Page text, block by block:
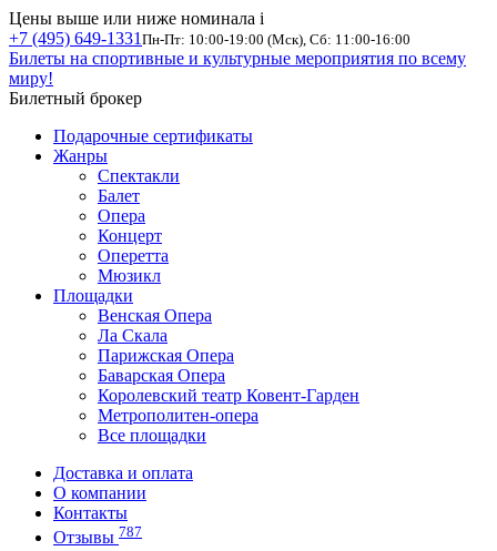
Цены выше или ниже номинала i
+7 (495) 649-1331 Пн-Пт: 10:00-19:00 (Мск), Сб: 11:00-16:00
Билеты на спортивные и культурные мероприятия по всему
миру!
Билетный брокер
Подарочные сертификаты
Жанры
Спектакли
Балет
Опера
Концерт
Оперетта
Мюзикл
Площадки
Венская Опера
Ла Скала
Парижская Опера
Баварская Опера
Королевский театр Ковент-Гарден
Метрополитен-опера
Все площадки
Доставка и оплата
О компании
Контакты
Отзывы 787